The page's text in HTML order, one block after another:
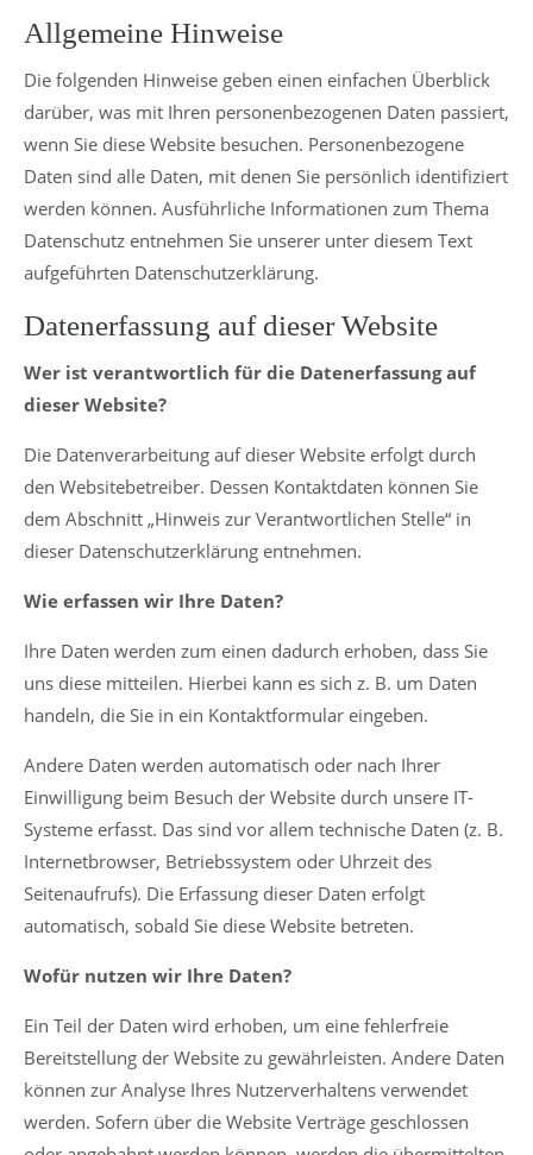
Allgemeine Hinweise
Die folgenden Hinweise geben einen einfachen Überblick
darüber, was mit Ihren personenbezogenen Daten passiert,
wenn Sie diese Website besuchen. Personenbezogene
Daten sind alle Daten, mit denen Sie persönlich identifiziert
werden können. Ausführliche Informationen zum Thema
Datenschutz entnehmen Sie unserer unter diesem Text
aufgeführten Datenschutzerklärung.
Datenerfassung auf dieser Website
Wer ist verantwortlich für die Datenerfassung auf
dieser Website?
Die Datenverarbeitung auf dieser Website erfolgt durch
den Websitebetreiber. Dessen Kontaktdaten können Sie
dem Abschnitt „Hinweis zur Verantwortlichen Stelle“ in
dieser Datenschutzerklärung entnehmen.
Wie erfassen wir Ihre Daten?
Ihre Daten werden zum einen dadurch erhoben, dass Sie
uns diese mitteilen. Hierbei kann es sich z. B. um Daten
handeln, die Sie in ein Kontaktformular eingeben.
Andere Daten werden automatisch oder nach Ihrer
Einwilligung beim Besuch der Website durch unsere IT-
Systeme erfasst. Das sind vor allem technische Daten (z. B.
Internetbrowser, Betriebssystem oder Uhrzeit des
Seitenaufrufs). Die Erfassung dieser Daten erfolgt
automatisch, sobald Sie diese Website betreten.
Wofür nutzen wir Ihre Daten?
Ein Teil der Daten wird erhoben, um eine fehlerfreie
Bereitstellung der Website zu gewährleisten. Andere Daten
können zur Analyse Ihres Nutzerverhaltens verwendet
werden. Sofern über die Website Verträge geschlossen